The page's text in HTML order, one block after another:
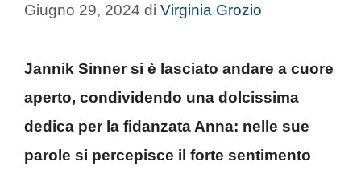
Giugno 29, 2024 di Virginia Grozio
Jannik Sinner si è lasciato andare a cuore
aperto, condividendo una dolcissima
dedica per la fidanzata Anna: nelle sue
parole si percepisce il forte sentimento